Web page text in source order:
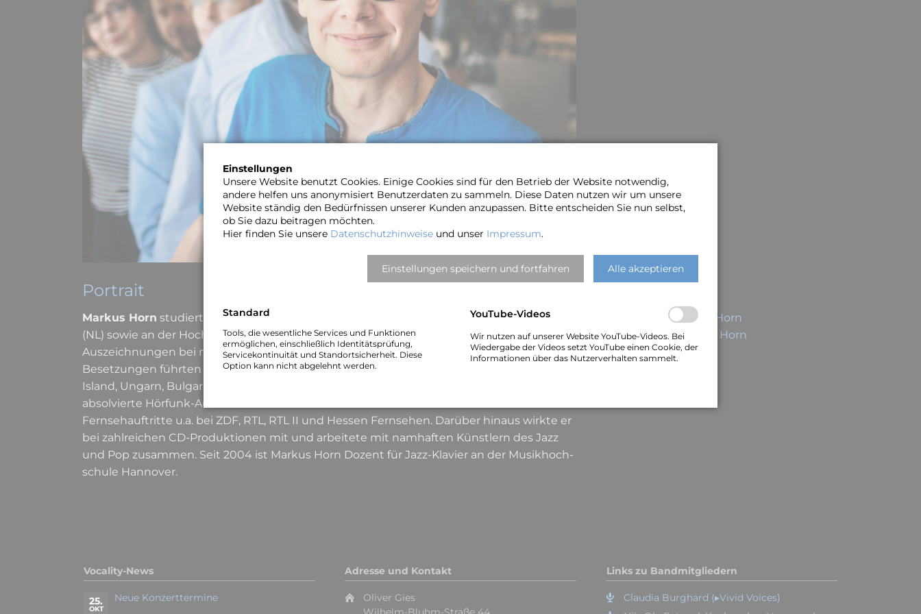
Portrait
Markus Horn studierte Klavier mit dem Schwer­punkt Jazz/Popular­musik in Amsterdam
(NL) sowie an der Hoch­schule für Musik und Theater Hannover. Er erhielt erste Preise und
Auszeichnungen bei mehreren Wett­bewerben. Konzerte mit den verschiedensten
Besetzungen führten ihn neben Deutschland in die Schweiz, nach Finnland, Dänemark,
Island, Ungarn, Bulgarien, Singapur, Malaysia, Vietnam, Indonesien, die USA und Chile. Er
absolvierte Hörfunk-Auftritte beim Hessischen und Nord­deutschen Rundfunk und
Fernseh­auftritte u.a. bei ZDF, RTL, RTL II und Hessen Fernsehen. Darüber hinaus wirkte er
bei zahlreichen CD-Produktionen mit und arbeitete mit namhaften Künstlern des Jazz
und Pop zusammen. Seit 2004 ist Markus Horn Dozent für Jazz-Klavier an der Musik­hoch­
schule Hannover.
Homepage Markus Horn
Soundcloud Markus Horn
Vocality-News
25.
OKT
Neue Konzerttermine
Adresse und Kontakt
Oliver Gies
Links zu Bandmitgliedern
Claudia Burghard (▸Vivid Voices)
Einstellungen
Unsere Website benutzt Cookies. Einige Cookies sind für den Betrieb der Website notwendig,
andere helfen uns anonymisiert Benutzerdaten zu sammeln. Diese Daten nutzen wir um unsere
Website ständig den Bedürfnissen unserer Kunden anzupassen. Bitte entscheiden Sie nun selbst,
ob Sie dazu beitragen möchten.
Hier finden Sie unsere Datenschutzhinweise und unser Impressum.
Einstellungen speichern und fortfahren Alle akzeptieren
Standard
Tools, die wesentliche Services und Funktionen
ermöglichen, einschließlich Identitätsprüfung,
Servicekontinuität und Standortsicherheit. Diese
Option kann nicht abgelehnt werden.
YouTube-Videos
Wir nutzen auf unserer Website YouTube-Videos. Bei
Wiedergabe der Videos setzt YouTube einen Cookie, der
Informationen über das Nutzerverhalten sammelt.